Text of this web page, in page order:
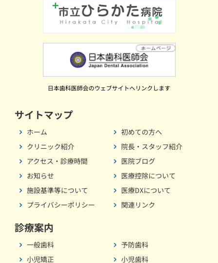
日本歯科医師会のウェブサイトへリンクします
サイトマップ
ホーム
初めての方へ
クリニック紹介
院長・スタッフ紹介
アクセス・診療時間
医院ブログ
お知らせ
医療控除について
施設基準等について
医療DXについて
プライバシーポリシー
関連リンク
診療案内
一般歯科
予防歯科
小児矯正
小児歯科